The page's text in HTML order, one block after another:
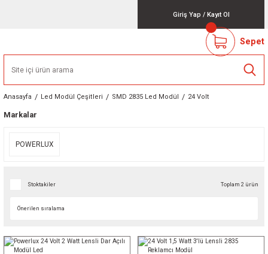
Giriş Yap / Kayıt Ol
Sepet
Anasayfa Led Modül Çeşitleri SMD 2835 Led Modül 24 Volt
Markalar
POWERLUX
Stoktakiler Toplam 2 ürün